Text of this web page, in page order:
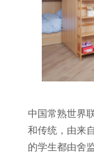
中国常熟世界
和传统，由来
的学生都由舍